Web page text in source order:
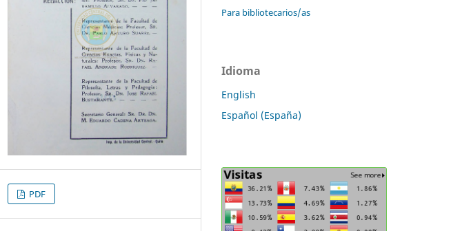
PDF
Para bibliotecarios/as
Idioma
English
Español (España)